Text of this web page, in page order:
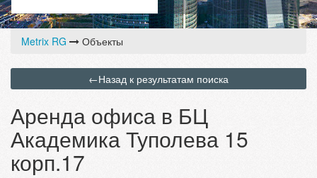
Metrix RG Объекты
←Назад к результатам поиска
Аренда офиса в БЦ
Академика Туполева 15
корп.17